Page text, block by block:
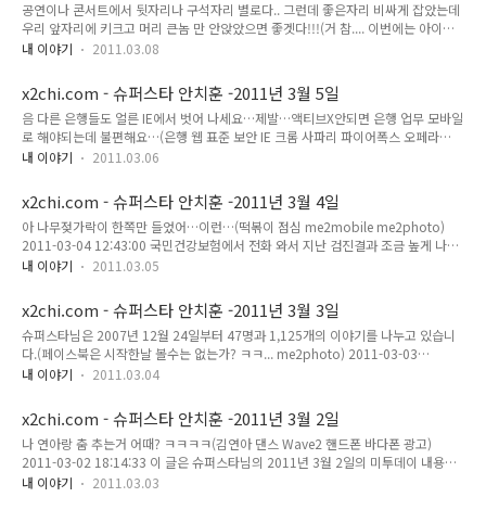
22:05:19 이 글은 슈퍼스타님의 2011년 3월 8일의 미투데이 내용입니다.
공연이나 콘서트에서 뒷자리나 구석자리 별로다.. 그런데 좋은자리 비싸게 잡았는데
우리 앞자리에 키크고 머리 큰놈 만 안앉았으면 좋겟다!!!(거 참.... 이번에는 아이유
리쌍 디셈버 3색 콘서트) 2011-03-07 16:35:51 이 글은 슈퍼스타님의 2011년 3월
내 이야기 2011.03.08
x2chi.com - 슈퍼스타 안치훈 -2011년 3월 5일
음 다른 은행들도 얼른 IE에서 벗어 나세요…제발…액티브X안되면 은행 업무 모바일
로 해야되는데 불편해요…(은행 웹 표준 보안 IE 크롬 사파리 파이어폭스 오페라
me2photo) 2011-03-05 11:48:58 오늘 점심 메뉴는 라멘..카레돈코츠.(라멘 점심
2011년 3월 5일의 미투데이 내용입니다.
내 이야기 2011.03.06
x2chi.com - 슈퍼스타 안치훈 -2011년 3월 4일
아 나무젖가락이 한쪽만 들었어…이런…(떡볶이 점심 me2mobile me2photo)
2011-03-04 12:43:00 국민건강보험에서 전화 와서 지난 검진결과 조금 높게 나온
부분 위해서 식단 조절 하라고 전화 왔네요~!(어제 고기먹은걸 들킨것인가? 고기 줄
ㅠ 고기 줄이고.... 고기 줄이고.... 2fb me2photo) 2011-03-04 17:45:22 이노무
신발끈은 맨날 풀려…(me2mobile me2photo) 2011-03-04 23:34:53 이 글은
슈퍼스타님의 2011년 3월 4일의 미투데이 내용입니다.
내 이야기 2011.03.05
x2chi.com - 슈퍼스타 안치훈 -2011년 3월 3일
슈퍼스타님은 2007년 12월 24일부터 47명과 1,125개의 이야기를 나누고 있습니
다.(페이스북은 시작한날 볼수는 없는가? ㅋㅋ... me2photo) 2011-03-03
17:43:58 이 글은 슈퍼스타님의 2011년 3월 3일의 미투데이 내용입니다.
내 이야기 2011.03.04
x2chi.com - 슈퍼스타 안치훈 -2011년 3월 2일
나 연아랑 춤 추는거 어때? ㅋㅋㅋㅋ(김연아 댄스 Wave2 핸드폰 바다폰 광고)
2011-03-02 18:14:33 이 글은 슈퍼스타님의 2011년 3월 2일의 미투데이 내용입
니다.
내 이야기 2011.03.03